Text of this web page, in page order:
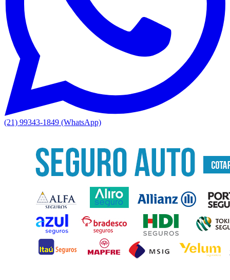
(21) 99343-1849 (WhatsApp)